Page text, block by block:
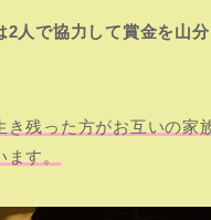
2人で協力して賞金を山
き残った方がお互いの家
す。